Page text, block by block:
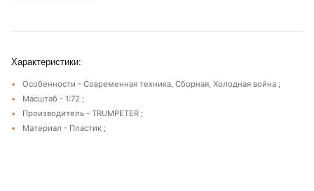
Характеристики:
Особенности - Современная техника, Сборная, Холодная война ;
Масштаб - 1:72 ;
Производитель - TRUMPETER ;
Материал - Пластик ;